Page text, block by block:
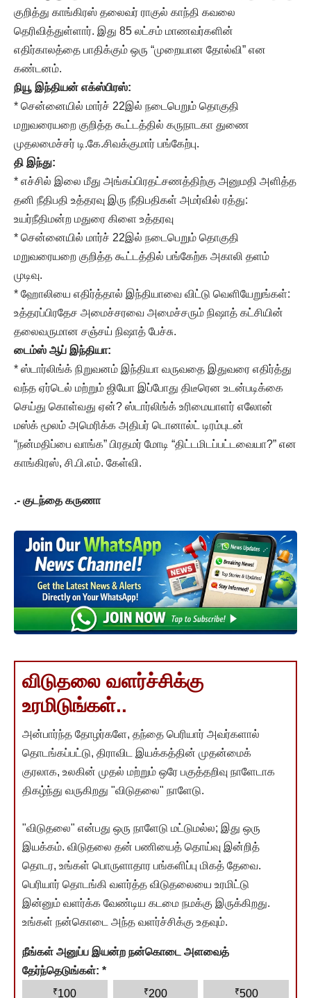
குறித்து காங்கிரஸ் தலைவர் ராகுல் காந்தி கவலை
தெரிவித்துள்ளார். இது 85 லட்சம் மாணவர்களின்
எதிர்காலத்தை பாதிக்கும் ஒரு “முறையான தோல்வி” என
கண்டனம்.
நியூ இந்தியன் எக்ஸ்பிரஸ்:
* சென்னையில் மார்ச் 22இல் நடைபெறும் தொகுதி
மறுவரையறை குறித்த கூட்டத்தில் கருநாடகா துணை
முதலமைச்சர் டி.கே.சிவக்குமார் பங்கேற்பு.
தி இந்து:
* எச்சில் இலை மீது அங்கப்பிரதட்சணத்திற்கு அனுமதி அளித்த
தனி நீதிபதி உத்தரவு இரு நீதிபதிகள் அமர்வில் ரத்து:
உயர்நீதிமன்ற மதுரை கிளை உத்தரவு
* சென்னையில் மார்ச் 22இல் நடைபெறும் தொகுதி
மறுவரையறை குறித்த கூட்டத்தில் பங்கேற்க அகாலி தளம்
முடிவு.
* ஹோலியை எதிர்த்தால் இந்தியாவை விட்டு வெளியேறுங்கள்:
உத்தரப்பிரதேச அமைச்சரவை அமைச்சரும் நிஷாத் கட்சியின்
தலைவருமான சஞ்சய் நிஷாத் பேச்சு.
டைம்ஸ் ஆப் இந்தியா:
* ஸ்டார்லிங்க் நிறுவனம் இந்தியா வருவதை இதுவரை எதிர்த்து
வந்த ஏர்டெல் மற்றும் ஜியோ இப்போது திடீரென உடன்படிக்கை
செய்து கொள்வது ஏன்? ஸ்டார்லிங்க் உரிமையாளர் எலோன்
மஸ்க் மூலம் அமெரிக்க அதிபர் டொனால்ட் டிரம்புடன்
“நன்மதிப்பை வாங்க” பிரதமர் மோடி “திட்டமிடப்பட்டவையா?” என
காங்கிரஸ், சி.பி.எம். கேள்வி.
.- குடந்தை கருணா
விடுதலை வளர்ச்சிக்கு
உரமிடுங்கள்..
அன்பார்ந்த தோழர்களே, தந்தை பெரியார் அவர்களால்
தொடங்கப்பட்டு, திராவிட இயக்கத்தின் முதன்மைக்
குரலாக, உலகின் முதல் மற்றும் ஒரே பகுத்தறிவு நாளேடாக
திகழ்ந்து வருகிறது "விடுதலை" நாளேடு.
"விடுதலை" என்பது ஒரு நாளேடு மட்டுமல்ல; இது ஒரு
இயக்கம். விடுதலை தன் பணியைத் தொய்வு இன்றித்
தொடர, உங்கள் பொருளாதார பங்களிப்பு மிகத் தேவை.
பெரியார் தொடங்கி வளர்த்த விடுதலையை உரமிட்டு
இன்னும் வளர்க்க வேண்டிய கடமை நமக்கு இருக்கிறது.
உங்கள் நன்கொடை அந்த வளர்ச்சிக்கு உதவும்.
நீங்கள் அனுப்ப இயன்ற நன்கொடை அளவைத்
தேர்ந்தெடுங்கள்: *
₹100 ₹200 ₹500